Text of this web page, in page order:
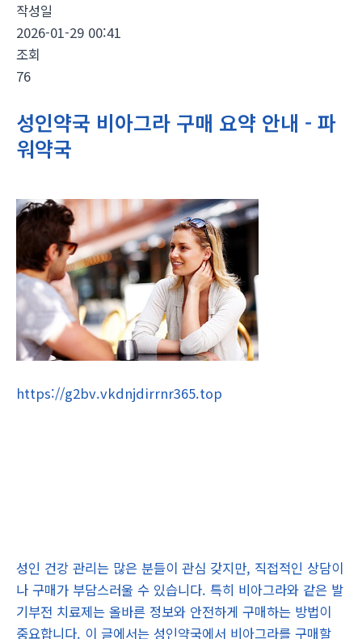
작성일
2026-01-29 00:41
조회
76
성인약국 비아그라 구매 요약 안내 - 파
워약국
https://g2bv.vkdnjdirrnr365.top
성인 건강 관리는 많은 분들이 관심 갖지만, 직접적인 상담이
나 구매가 부담스러울 수 있습니다. 특히 비아그라와 같은 발
기부전 치료제는 올바른 정보와 안전하게 구매하는 방법이
중요합니다. 이 글에서는 성인약국에서 비아그라를 구매할